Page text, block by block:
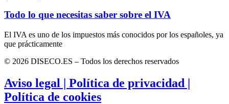
Todo lo que necesitas saber sobre el IVA
El IVA es uno de los impuestos más conocidos por los españoles, ya
que prácticamente
© 2026 DISECO.ES – Todos los derechos reservados
Aviso legal | Política de privacidad |
Política de cookies